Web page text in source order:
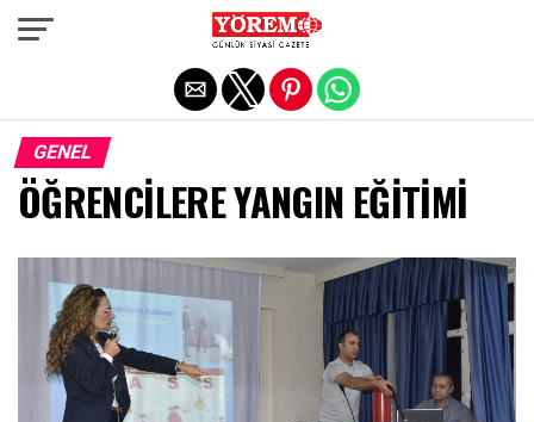
GENEL
ÖĞRENCİLERE YANGIN EĞİTİMİ
Exit mobile version